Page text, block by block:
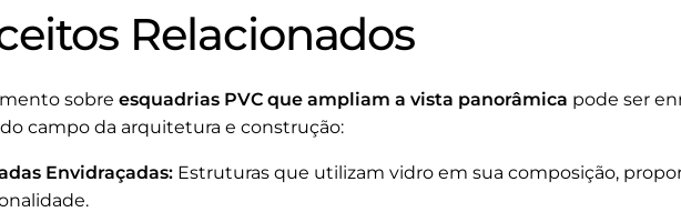
Relacionados
sobre esquadrias PVC que ampliam a vista panorâmica pode ser
campo da arquitetura e construção:
Envidraçadas: Estruturas que utilizam vidro em sua composição,